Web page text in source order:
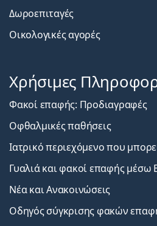
Δωροεπιταγές
Οικολογικές αγορές
Χρήσιμες
Φακοί επαφής: Προδιαγραφές
Οφθαλμικές παθήσεις
Ιατρικό περιεχόμενο που
Γυαλιά και φακοί επαφής
Νέα και Ανακοινώσεις
Οδηγός σύγκρισης φακών